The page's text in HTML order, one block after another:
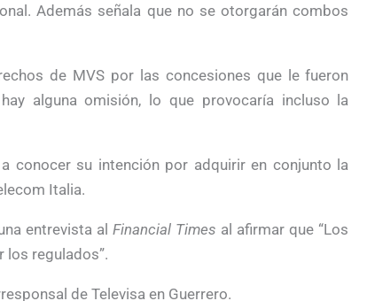
Además señala que no se otorgarán combos
de MVS por las concesiones que le fueron
alguna omisión, lo que provocaría incluso la
conocer su intención por adquirir en conjunto la
Italia.
entrevista al Financial Times al afirmar que “Los
los regulados”.
de Televisa en Guerrero.